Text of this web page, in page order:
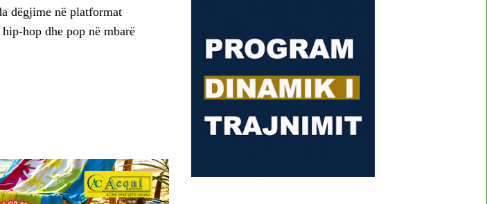
dëgjime në platformat
hop dhe pop në mbarë